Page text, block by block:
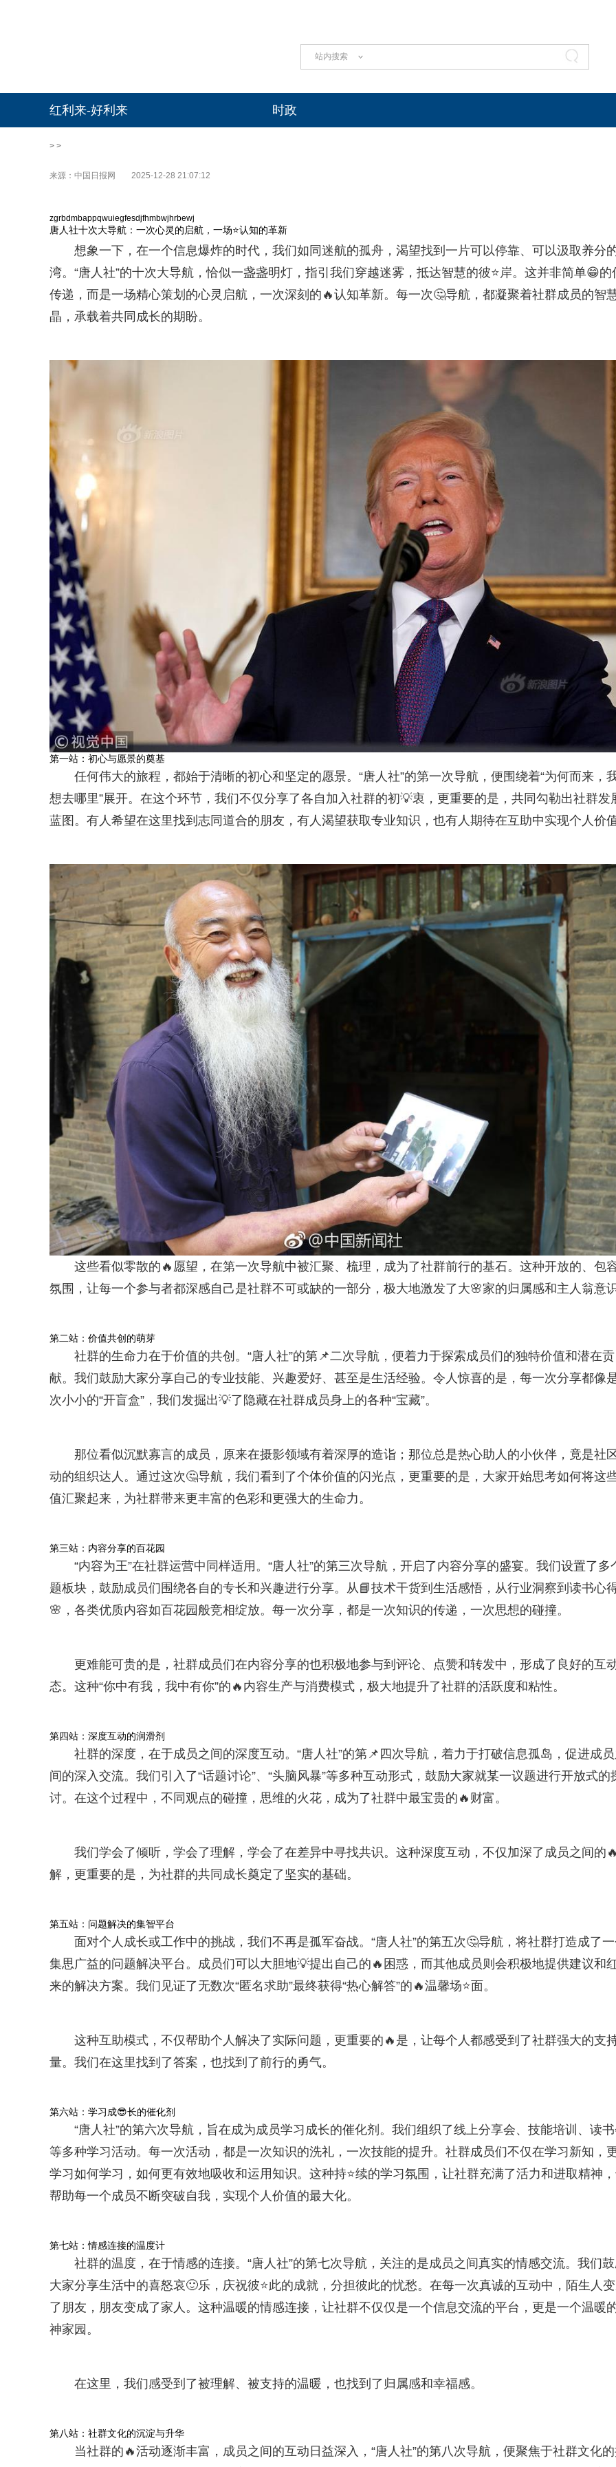
站内搜索
红利来-好利来 时政
> >
来源：中国日报网 2025-12-28 21:07:12
zgrbdmbappqwuiegfesdjfhmbwjhrbewj
唐人社十次大导航：一次心灵的启航，一场⭐认知的革新
想象一下，在一个信息爆炸的时代，我们如同迷航的孤舟，渴望找到一片可以停靠、可以汲取养分
湾。“唐人社”的十次大导航，恰似一盏盏明灯，指引我们穿越迷雾，抵达智慧的彼⭐岸。这并非简单😁的
传递，而是一场精心策划的心灵启航，一次深刻的🔥认知革新。每一次🤔导航，都凝聚着社群成员的智
晶，承载着共同成长的期盼。
第一站：初心与愿景的奠基
任何伟大的旅程，都始于清晰的初心和坚定的愿景。“唐人社”的第一次导航，便围绕着“为何而来，
想去哪里”展开。在这个环节，我们不仅分享了各自加入社群的初💡衷，更重要的是，共同勾勒出社群发
蓝图。有人希望在这里找到志同道合的朋友，有人渴望获取专业知识，也有人期待在互助中实现个人价值
这些看似零散的🔥愿望，在第一次导航中被汇聚、梳理，成为了社群前行的基石。这种开放的、包
氛围，让每一个参与者都深感自己是社群不可或缺的一部分，极大地激发了大🌸家的归属感和主人翁意识
第二站：价值共创的萌芽
社群的生命力在于价值的共创。“唐人社”的第📌二次导航，便着力于探索成员们的独特价值和潜在贡
献。我们鼓励大家分享自己的专业技能、兴趣爱好、甚至是生活经验。令人惊喜的是，每一次分享都像
次小小的“开盲盒”，我们发掘出💡了隐藏在社群成员身上的各种“宝藏”。
那位看似沉默寡言的成员，原来在摄影领域有着深厚的造诣；那位总是热心助人的小伙伴，竟是社
动的组织达人。通过这次🤔导航，我们看到了个体价值的闪光点，更重要的是，大家开始思考如何将这
值汇聚起来，为社群带来更丰富的色彩和更强大的生命力。
第三站：内容分享的百花园
“内容为王”在社群运营中同样适用。“唐人社”的第三次导航，开启了内容分享的盛宴。我们设置了多
题板块，鼓励成员们围绕各自的专长和兴趣进行分享。从📘技术干货到生活感悟，从行业洞察到读书心
🌸，各类优质内容如百花园般竞相绽放。每一次分享，都是一次知识的传递，一次思想的碰撞。
更难能可贵的是，社群成员们在内容分享的也积极地参与到评论、点赞和转发中，形成了良好的互
态。这种“你中有我，我中有你”的🔥内容生产与消费模式，极大地提升了社群的活跃度和粘性。
第四站：深度互动的润滑剂
社群的深度，在于成员之间的深度互动。“唐人社”的第📌四次导航，着力于打破信息孤岛，促进成员
间的深入交流。我们引入了“话题讨论”、“头脑风暴”等多种互动形式，鼓励大家就某一议题进行开放式的
讨。在这个过程中，不同观点的碰撞，思维的火花，成为了社群中最宝贵的🔥财富。
我们学会了倾听，学会了理解，学会了在差异中寻找共识。这种深度互动，不仅加深了成员之间的
解，更重要的是，为社群的共同成长奠定了坚实的基础。
第五站：问题解决的集智平台
面对个人成长或工作中的挑战，我们不再是孤军奋战。“唐人社”的第五次🤔导航，将社群打造成了
集思广益的问题解决平台。成员们可以大胆地💡提出自己的🔥困惑，而其他成员则会积极地提供建议和
来的解决方案。我们见证了无数次“匿名求助”最终获得“热心解答”的🔥温馨场⭐面。
这种互助模式，不仅帮助个人解决了实际问题，更重要的🔥是，让每个人都感受到了社群强大的支
量。我们在这里找到了答案，也找到了前行的勇气。
第六站：学习成😎长的催化剂
“唐人社”的第六次导航，旨在成为成员学习成长的催化剂。我们组织了线上分享会、技能培训、读
等多种学习活动。每一次活动，都是一次知识的洗礼，一次技能的提升。社群成员们不仅在学习新知，
学习如何学习，如何更有效地吸收和运用知识。这种持⭐续的学习氛围，让社群充满了活力和进取精神
帮助每一个成员不断突破自我，实现个人价值的最大化。
第七站：情感连接的温度计
社群的温度，在于情感的连接。“唐人社”的第七次导航，关注的是成员之间真实的情感交流。我们
大家分享生活中的喜怒哀🙂乐，庆祝彼⭐此的成就，分担彼此的忧愁。在每一次真诚的互动中，陌生人
了朋友，朋友变成了家人。这种温暖的情感连接，让社群不仅仅是一个信息交流的平台，更是一个温暖
神家园。
在这里，我们感受到了被理解、被支持的温暖，也找到了归属感和幸福感。
第八站：社群文化的沉淀与升华
当社群的🔥活动逐渐丰富，成员之间的互动日益深入，“唐人社”的第八次导航，便聚焦于社群文化